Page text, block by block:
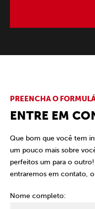
PREENCHA O
ENTRE EM
Que bom que você tem
um pouco mais sobre
perfeitos um para o
entraremos em contato,
Nome completo: